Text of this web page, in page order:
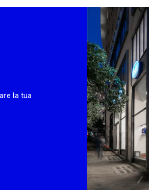
la tua